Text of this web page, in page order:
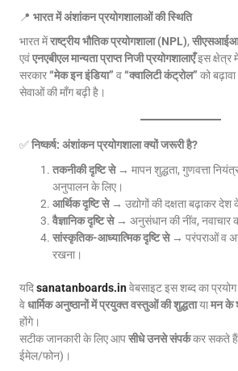
📍 भारत में अंशांकन प्रयोगशालाओं की स्थिति
भारत मेंराष्ट्रीय भौतिक प्रयोगशाला (NPL),
एवंएनएबीएल मान्यता प्राप्त निजी प्रयोगशालाएँइस क्षेत्र
सरकार“मेक इन इंडिया” व“क्वालिटी कंट्रोल” को
सेवाओं की माँग बढ़ी है।
✅निष्कर्ष: अंशांकन प्रयोगशाला क्यों जरूरी है?
तकनीकी दृष्टि से→ मापन शुद्धता, गुणवत्ता
अनुपालन के लिए।
आर्थिक दृष्टि से→ उद्योगों की दक्षता बढ़ाकर देश
वैज्ञानिक दृष्टि से→ अनुसंधान की नींव, नवाचार
सांस्कृतिक-आध्यात्मिक दृष्टि से→ परंपराओं व
रखना।
यदिsanatanboards.inवेबसाइट इस शब्द का
वेधार्मिक अनुष्ठानों में प्रयुक्त वस्तुओं की शुद्धतायामन के
होंगे।
सटीक जानकारी के लिए आपसीधे उनसे संपर्ककर सकते हैं
ईमेल/फोन)।